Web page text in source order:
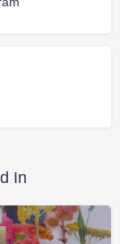
In